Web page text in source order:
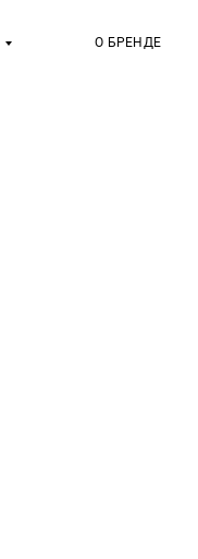
О БРЕНДЕ